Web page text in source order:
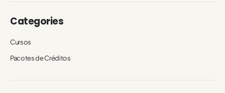
Categories
Cursos
Pacotes de Créditos